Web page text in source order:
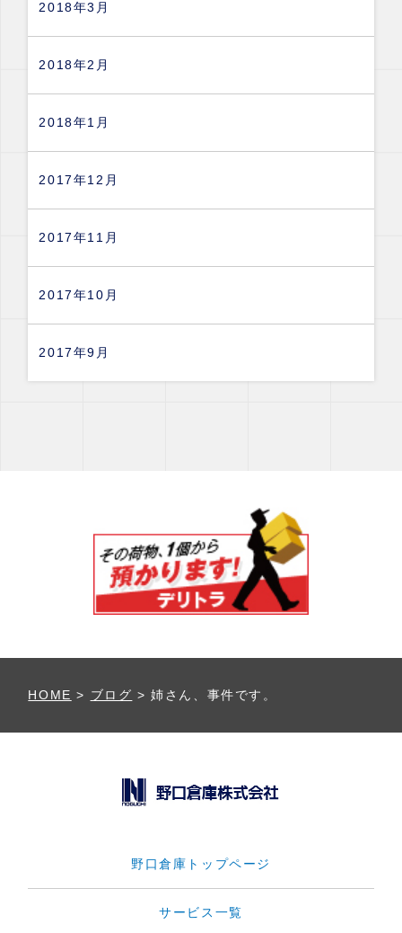
2018年3月
2018年2月
2018年1月
2017年12月
2017年11月
2017年10月
2017年9月
HOME > ブログ >姉さん、事件です。
野口倉庫トップページ
サービス一覧